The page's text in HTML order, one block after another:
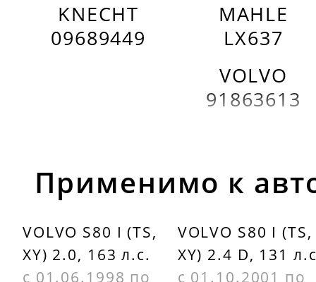
KNECHT
09689449
MAHLE
LX637
VOLVO
91863613
Применимо к
VOLVO S80 I (TS,
XY) 2.0, 163 л.с.
с 01.06.1998 по
VOLVO S80 I (TS,
XY) 2.4 D, 131
с 01.10.2001 по